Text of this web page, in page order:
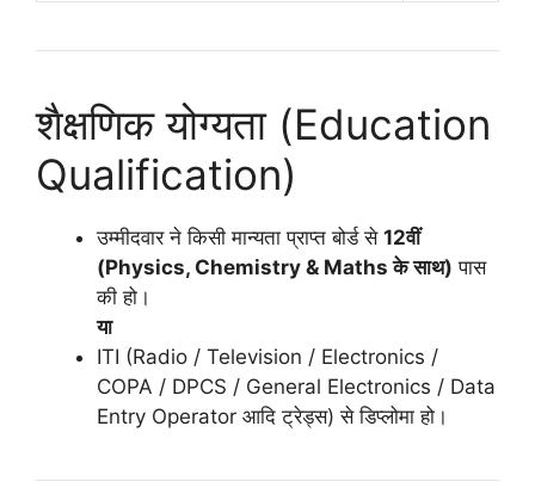
शैक्षणिक योग्यता (Education
Qualification)
उम्मीदवार ने किसी मान्यता प्राप्त बोर्ड से 12वीं
(Physics, Chemistry & Maths के साथ) पास
की हो।
या
ITI (Radio / Television / Electronics /
COPA / DPCS / General Electronics / Data
Entry Operator आदि ट्रेड्स) से डिप्लोमा हो।